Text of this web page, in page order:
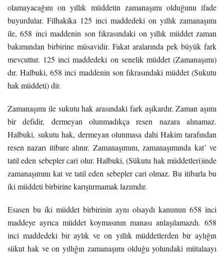
olamayacağını on yıllık müddetin zamanaşımı olduğunu ifade
buyurdular. Filhakika 125 inci maddedeki on yıllık zamanaşımı
ile, 658 inci maddenin son fıkrasındaki on yıllık müddet zaman
bakımından birbirine müsavidir. Fakat aralarında pek büyük fark
mevcuttur. 125 inci maddedeki on senelik müddet (Zamanaşımı)
dır. Halbuki, 658 inci maddenin son fıkrasındaki müddet (Sukutu
hak müddeti) dir.
Zamanaşımı ile sukutu hak arasındaki fark aşikardır. Zaman aşımı
bir defidir, dermeyan olunmadıkça resen nazara alınamaz.
Halbuki, sukutu hak, dermeyan olunmasa dahi Hakim tarafından
resen nazarı itibare alınır. Zamanaşımını, zamanaşımında kat’ ve
tatil eden sebepler cari olur. Halbuki, (Sükutu hak müddetleri)inde
zamanaşımını kat ve tatil eden sebepler cari olmaz. Bu itibarla bu
iki müddeti birbirine karıştırmamak lazımdır.
Esasen bu iki müddet birbirinin aynı olsaydı kanunun 658 inci
maddeye ayrıca müddet koymasının manası anlaşılamazdı. 658
inci maddedeki bir aylık ve on yıllık müddetlerden bir aylığın
sükut hak ve on yıllığın zamanaşımı olduğu yolundaki mütalaayı